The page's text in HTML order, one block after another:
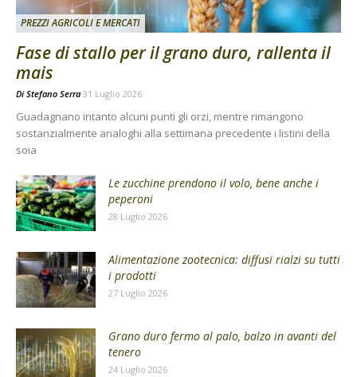
PREZZI AGRICOLI E MERCATI
Fase di stallo per il grano duro, rallenta il
mais
Di Stefano Serra 31 Luglio 2026
Guadagnano intanto alcuni punti gli orzi, mentre rimangono
sostanzialmente analoghi alla settimana precedente i listini della
soia
Le zucchine prendono il volo, bene anche i
peperoni
28 Luglio 2026
Alimentazione zootecnica: diffusi rialzi su tutti
i prodotti
27 Luglio 2026
Grano duro fermo al palo, balzo in avanti del
tenero
24 Luglio 2026